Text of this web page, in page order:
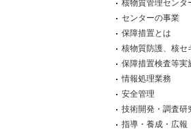
核物質管理センタ
センターの事業
保障措置とは
核物質防護、核セ
保障措置検査等実
情報処理業務
安全管理
技術開発・調査研
指導・養成・広報